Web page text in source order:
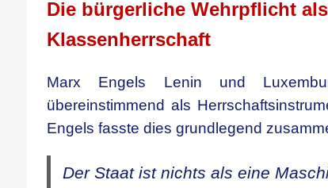
Die bürgerliche Wehrpflicht
Klassenherrschaft
Marx Engels Lenin und
übereinstimmend als
Engels fasste dies grundlegend
Der Staat ist nichts als eine